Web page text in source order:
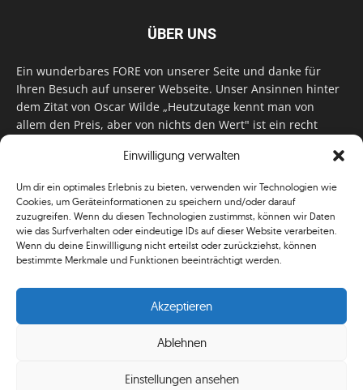
Einwilligung verwalten
Um dir ein optimales Erlebnis zu bieten, verwenden wir Technologien wie
Cookies, um Geräteinformationen zu speichern und/oder darauf
zuzugreifen. Wenn du diesen Technologien zustimmst, können wir Daten
wie das Surfverhalten oder eindeutige IDs auf dieser Website verarbeiten.
Wenn du deine Einwillligung nicht erteilst oder zurückziehst, können
bestimmte Merkmale und Funktionen beeinträchtigt werden.
Akzeptieren
Ablehnen
Einstellungen ansehen
ÜBER UNS
Ein wunderbares FORE von unserer Seite und danke für
Ihren Besuch auf unserer Webseite. Unser Ansinnen hinter
dem Zitat von Oscar Wilde „Heutzutage kennt man von
allem den Preis, aber von nichts den Wert" ist ein recht
für Monat unser Bestes, um Sie mit außergewöhnlichen
zu versorgen. Im Magazin, auf unserer Website & auf
unseren Social Media Plattformen! Das verdient im
klassischen Wortsinn nicht nur Anerkennung!